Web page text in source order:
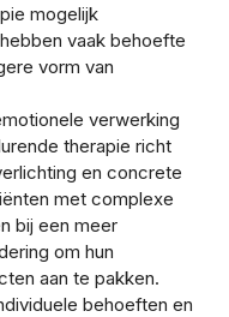
mogelijk
vaak behoefte
vorm van
verwerking
therapie richt
en concrete
met complexe
bij een meer
om hun
aan te pakken.
behoeften en